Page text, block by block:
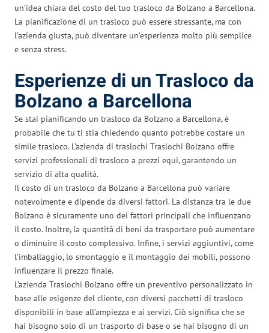
un’idea chiara del costo del tuo trasloco da Bolzano a Barcellona.
La pianificazione di un trasloco può essere stressante, ma con
l’azienda giusta, può diventare un’esperienza molto più semplice
e senza stress.
Esperienze di un Trasloco da
Bolzano a Barcellona
Se stai pianificando un trasloco da Bolzano a Barcellona, è
probabile che tu ti stia chiedendo quanto potrebbe costare un
simile trasloco. L’azienda di traslochi Traslochi Bolzano offre
servizi professionali di trasloco a prezzi equi, garantendo un
servizio di alta qualità.
Il costo di un trasloco da Bolzano a Barcellona può variare
notevolmente e dipende da diversi fattori. La distanza tra le due
Bolzano è sicuramente uno dei fattori principali che influenzano
il costo. Inoltre, la quantità di beni da trasportare può aumentare
o diminuire il costo complessivo. Infine, i servizi aggiuntivi, come
l’imballaggio, lo smontaggio e il montaggio dei mobili, possono
influenzare il prezzo finale.
L’azienda Traslochi Bolzano offre un preventivo personalizzato in
base alle esigenze del cliente, con diversi pacchetti di trasloco
disponibili in base all’ampiezza e ai servizi. Ciò significa che se
hai bisogno solo di un trasporto di base o se hai bisogno di un